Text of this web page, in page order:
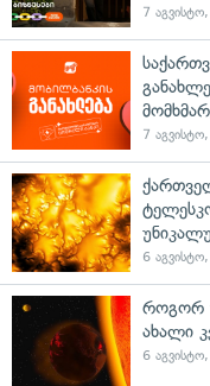
7
7
6
როგორ
ახალი
6